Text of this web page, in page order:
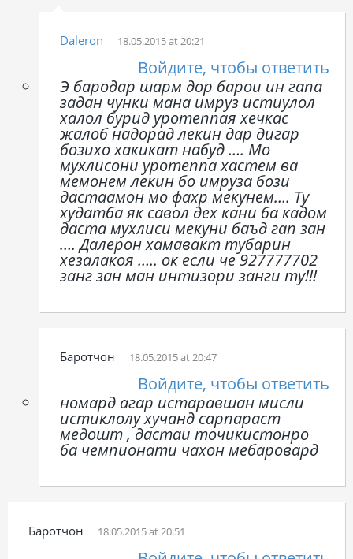
Daleron 18.05.2015 at 20:21
Войдите, чтобы ответить
Э бародар шарм дор барои ин гапа
задан чунки мана имруз истиулол
халол бурид уротеппая хечкас
жалоб надорад лекин дар дигар
бозихо хакикат набуд …. Мо
мухлисони уротеппа хастем ва
мемонем лекин бо имруза бози
дастаамон мо фахр мекунем…. Ту
худатба як савол дех кани ба кадом
даста мухлиси мекуни баъд гап зан
…. Далерон хамавакт тубарин
хезалакоя ….. ок если че 927777702
занг зан ман интизори занги ту!!!
Баротчон 18.05.2015 at 20:47
Войдите, чтобы ответить
номард агар истаравшан мисли
истиклолу хучанд сарпараст
медошт , дастаи точикистонро
ба чемпионати чахон мебаровард
Баротчон 18.05.2015 at 20:51